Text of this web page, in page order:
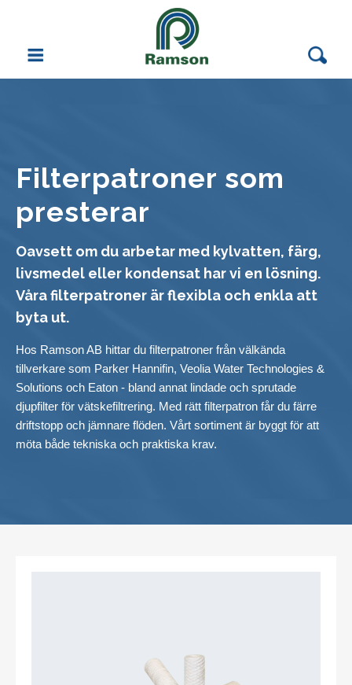
Automatfilter
Korgsilsfilter (enkel och dubbel)
Påsfilter
Membranfilter
Filterpatroner
Service
Bandfilter (Polo)
Filterpatroner som
presterar
Oavsett om du arbetar med kylvatten, färg,
livsmedel eller kondensat har vi en lösning.
Våra filterpatroner är flexibla och enkla att
byta ut.
Hos Ramson AB hittar du filterpatroner från välkända
tillverkare som Parker Hannifin, Veolia Water Technologies &
Solutions och Eaton - bland annat lindade och sprutade
djupfilter för vätskefiltrering. Med rätt filterpatron får du färre
driftstopp och jämnare flöden. Vårt sortiment är byggt för att
möta både tekniska och praktiska krav.